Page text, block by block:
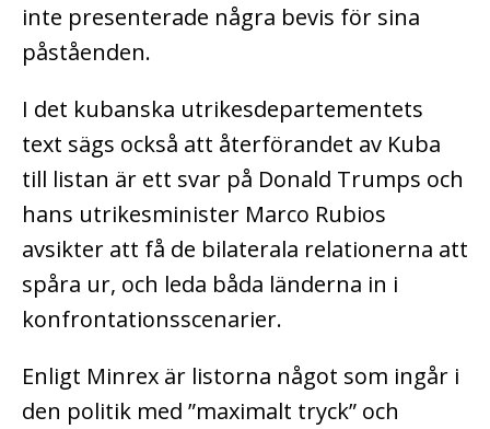
inte presenterade några bevis för sina
påståenden.
I det kubanska utrikesdepartementets
text sägs också att återförandet av Kuba
till listan är ett svar på Donald Trumps och
hans utrikesminister Marco Rubios
avsikter att få de bilaterala relationerna att
spåra ur, och leda båda länderna in i
konfrontationsscenarier.
Enligt Minrex är listorna något som ingår i
den politik med ”maximalt tryck” och